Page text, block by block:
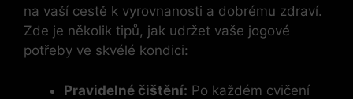
na vaší cestě k vyrovnanosti a dobrému zdraví.
Zde je několik tipů, jak udržet vaše jogové
potřeby ve skvélé kondici:
Pravidelné čištění: Po každém cvičení